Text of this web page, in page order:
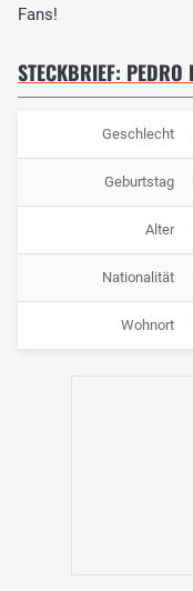
Fans!
STECKBRIEF: PEDRO
Geschlecht
Geburtstag
Alter
Nationalität
Wohnort